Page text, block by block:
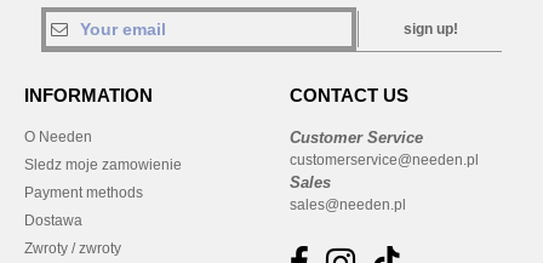
sign up!
INFORMATION
O Needen
Sledz moje zamowienie
Payment methods
Dostawa
Zwroty / zwroty
CONTACT US
Customer Service
customerservice@needen.pl
Sales
sales@needen.pl